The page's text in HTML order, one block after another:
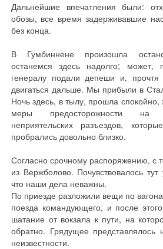
Дальнейшие впечатления были:
обозы, все время задерживавшие
без конца.
В Гумбиннене произошла
останемся здесь надолго;
генералу подали депеши и, прочтя
двигаться дальше. Мы прибыли в
Ночь здесь, в тылу, прошла спокойно,
меры предосторожности на
неприятельских разъездов,
пробрались довольно близко.
Согласно срочному распоряжению, с
из Вержболово. Почувствовалось
что наши дела неважны.
По приезде разложили вещи по
поезда командующего, и после
шатание от вокзала к пути, на
обратно. Грядущее
неизвестности.